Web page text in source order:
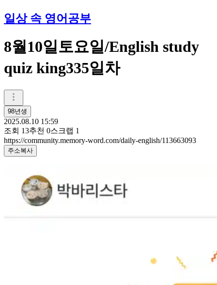
일상 속 영어공부
8월10일토요일/English study
quiz king335일차
98년생
2025.08.10 15:59
조회 13추천 0스크랩 1
https://community.memory-word.com/daily-english/113663093
주소복사